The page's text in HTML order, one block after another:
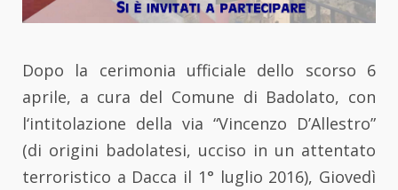
Dopo la cerimonia ufficiale dello scorso 6
aprile, a cura del Comune di Badolato, con
l‘intitolazione della via “Vincenzo D’Allestro”
(di origini badolatesi, ucciso in un attentato
terroristico a Dacca il 1° luglio 2016), Giovedì